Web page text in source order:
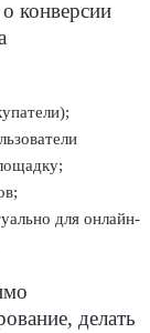
конверсии
для онлайн-
делать